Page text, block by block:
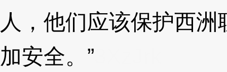
人，他们应该保护西
加安全。”